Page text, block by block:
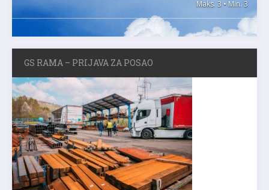
Maks. 3 • Min. 3
GS RAMA – PRIJAVA ZA POSAO